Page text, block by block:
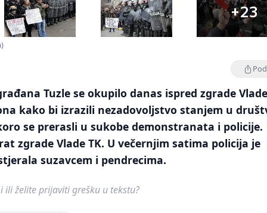
+23
Tuzle se okupilo danas ispred zgrade
kako bi izrazili nezadovoljstvo stanjem u
se prerasli u sukobe demonstranata i policije.
zgrade Vlade TK. U večernjim satima policija je
suzavcem i pendrecima.
ili želite prijaviti grešku u tekstu?